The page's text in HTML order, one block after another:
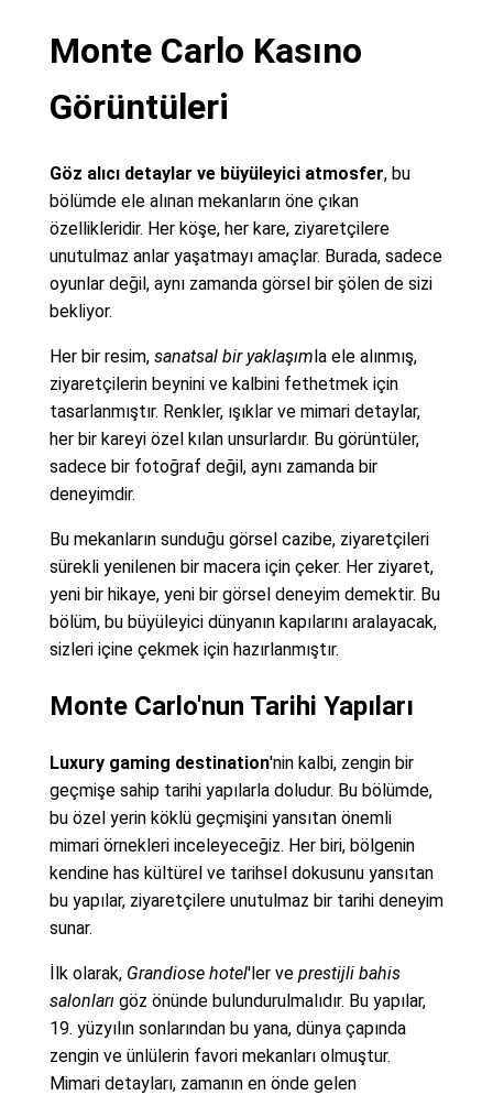
Monte Carlo Kasıno
Görüntüleri
Göz alıcı detaylar ve büyüleyici atmosfer, bu
bölümde ele alınan mekanların öne çıkan
özellikleridir. Her köşe, her kare, ziyaretçilere
unutulmaz anlar yaşatmayı amaçlar. Burada, sadece
oyunlar değil, aynı zamanda görsel bir şölen de sizi
bekliyor.
Her bir resim, sanatsal bir yaklaşımla ele alınmış,
ziyaretçilerin beynini ve kalbini fethetmek için
tasarlanmıştır. Renkler, ışıklar ve mimari detaylar,
her bir kareyi özel kılan unsurlardır. Bu görüntüler,
sadece bir fotoğraf değil, aynı zamanda bir
deneyimdir.
Bu mekanların sunduğu görsel cazibe, ziyaretçileri
sürekli yenilenen bir macera için çeker. Her ziyaret,
yeni bir hikaye, yeni bir görsel deneyim demektir. Bu
bölüm, bu büyüleyici dünyanın kapılarını aralayacak,
sizleri içine çekmek için hazırlanmıştır.
Monte Carlo'nun Tarihi Yapıları
Luxury gaming destination'nin kalbi, zengin bir
geçmişe sahip tarihi yapılarla doludur. Bu bölümde,
bu özel yerin köklü geçmişini yansıtan önemli
mimari örnekleri inceleyeceğiz. Her biri, bölgenin
kendine has kültürel ve tarihsel dokusunu yansıtan
bu yapılar, ziyaretçilere unutulmaz bir tarihi deneyim
sunar.
İlk olarak, Grandiose hotel'ler ve prestijli bahis
salonlarıgöz önünde bulundurulmalıdır. Bu yapılar,
19. yüzyılın sonlarından bu yana, dünya çapında
zengin ve ünlülerin favori mekanları olmuştur.
Mimari detayları, zamanın en önde gelen